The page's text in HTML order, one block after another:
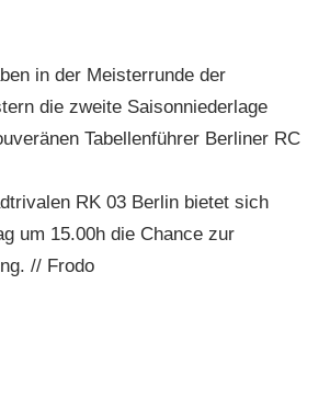
in der Meisterrunde der
die zweite Saisonniederlage
Tabellenführer Berliner RC
RK 03 Berlin bietet sich
um 15.00h die Chance zur
// Frodo